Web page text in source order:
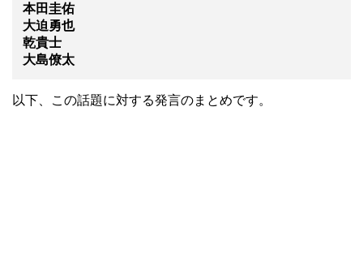
本田圭佑
大迫勇也
乾貴士
大島僚太
以下、この話題に対する発言のまとめです。